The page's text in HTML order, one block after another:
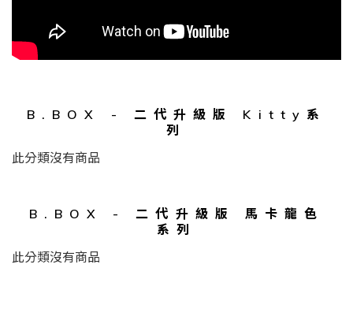
B.BOX - 二代升級版 Kitty系
列
此分類沒有商品
B.BOX - 二代升級版 馬卡龍色
系列
此分類沒有商品